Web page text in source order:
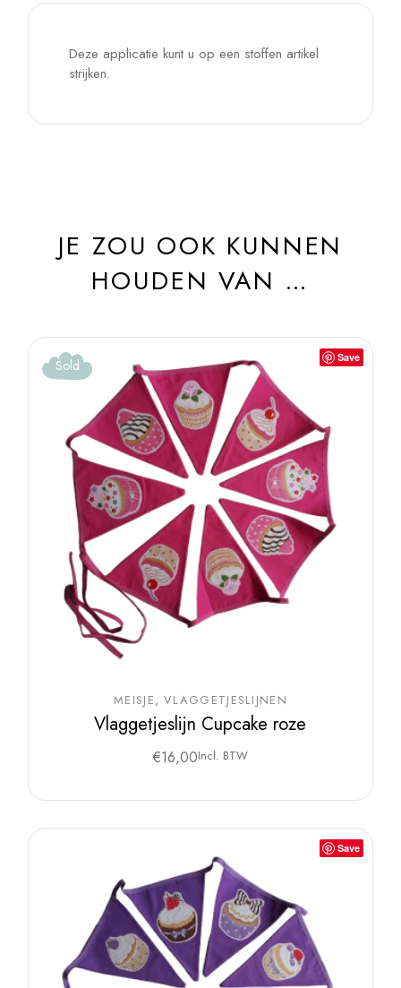
Deze applicatie kunt u op een stoffen artikel
strijken.
JE ZOU OOK KUNNEN
HOUDEN VAN …
Save
Sold
MEISJE VLAGGETJESLIJNEN
Vlaggetjeslijn Cupcake roze
€16,00Incl. BTW
Save